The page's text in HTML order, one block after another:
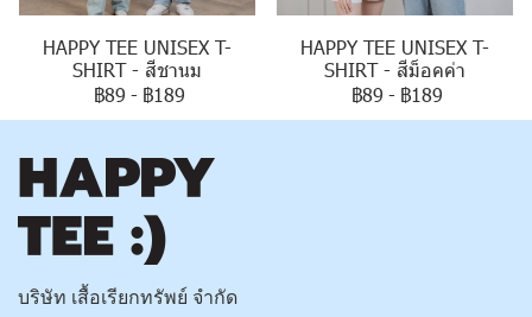
HAPPY TEE UNISEX T-
SHIRT - สีชานม
฿89 - ฿189
HAPPY TEE UNISEX T-
SHIRT - สีม็อคค่า
฿89 - ฿189
บริษัท เสื้อเรียกทรัพย์ จำกัด